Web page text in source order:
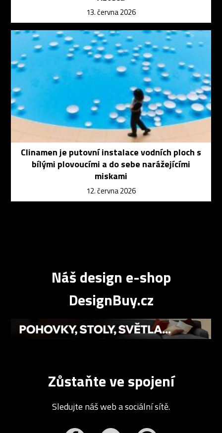
13. června 2026
Clinamen je putovní instalace vodních ploch s
bílými plovoucími a do sebe narážejícími
miskami
12. června 2026
Náš design e-shop
DesignBuy.cz
Zůstaňte ve spojení
Sledujte náš web a sociální sítě.